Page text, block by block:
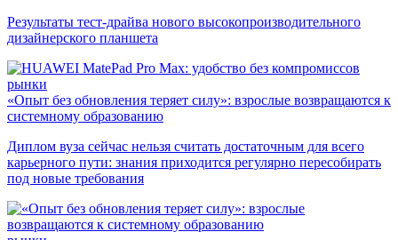
Результаты тест-драйва нового высокопроизводительного
дизайнерского планшета
рынки
«Опыт без обновления теряет силу»: взрослые возвращаются к
системному образованию
Диплом вуза сейчас нельзя считать достаточным для всего
карьерного пути: знания приходится регулярно пересобирать
под новые требования